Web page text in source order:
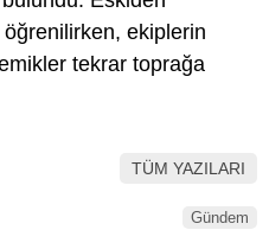
Facebook
Instagram
ekiplerin
tekrar toprağa
TÜM YAZILARI
Gündem